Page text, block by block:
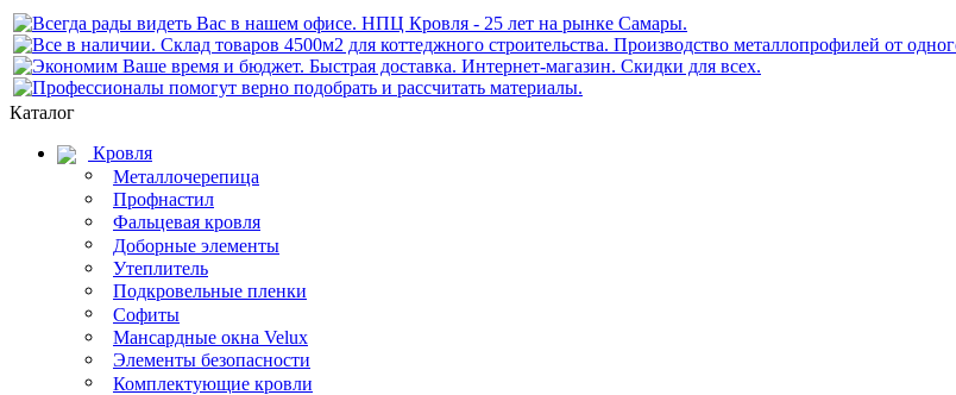
Каталог
Кровля
Металлочерепица
Профнастил
Фальцевая кровля
Доборные элементы
Утеплитель
Подкровельные пленки
Софиты
Мансардные окна Velux
Элементы безопасности
Комплектующие кровли